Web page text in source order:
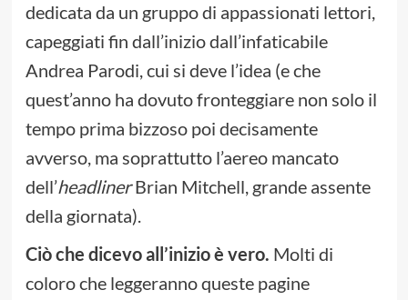
dedicata da un gruppo di appassionati lettori,
capeggiati fin dall’inizio dall’infaticabile
Andrea Parodi, cui si deve l’idea (e che
quest’anno ha dovuto fronteggiare non solo il
tempo prima bizzoso poi decisamente
avverso, ma soprattutto l’aereo mancato
dell’headlinerBrian Mitchell, grande assente
della giornata).
Ciò che dicevo all’inizio è vero. Molti di
coloro che leggeranno queste pagine